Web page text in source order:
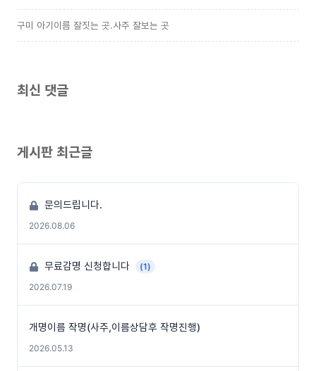
구미 아기이름 잘짓는 곳.사주 잘보는 곳
최신 댓글
게시판 최근글
문의드립니다.
2026.08.06
무료감명 신청합니다
(1)
2026.07.19
개명이름 작명(사주,이름상담후 작명진행)
2026.05.13